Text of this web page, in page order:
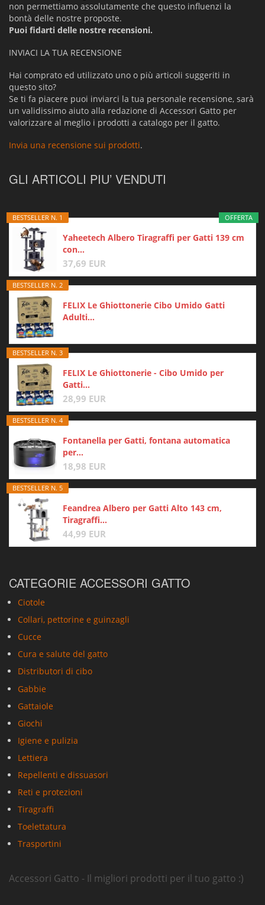
non permettiamo assolutamente che questo influenzi la
bontà delle nostre proposte.
Puoi fidarti delle nostre recensioni.
INVIACI LA TUA RECENSIONE
Hai comprato ed utilizzato uno o più articoli suggeriti in
questo sito?
Se ti fa piacere puoi inviarci la tua personale recensione, sarà
un validissimo aiuto alla redazione di Accessori Gatto per
valorizzare al meglio i prodotti a catalogo per il gatto.
Invia una recensione sui prodotti.
GLI ARTICOLI PIU’ VENDUTI
OFFERTA
BESTSELLER N. 1
Yaheetech Albero Tiragraffi per Gatti 139 cm
con...
37,69 EUR
BESTSELLER N. 2
FELIX Le Ghiottonerie Cibo Umido Gatti
Adulti...
BESTSELLER N. 3
FELIX Le Ghiottonerie - Cibo Umido per
Gatti...
28,99 EUR
BESTSELLER N. 4
Fontanella per Gatti, fontana automatica
per...
18,98 EUR
BESTSELLER N. 5
Feandrea Albero per Gatti Alto 143 cm,
Tiragraffi...
44,99 EUR
CATEGORIE ACCESSORI GATTO
Ciotole
Collari, pettorine e guinzagli
Cucce
Cura e salute del gatto
Distributori di cibo
Gabbie
Gattaiole
Giochi
Igiene e pulizia
Lettiera
Repellenti e dissuasori
Reti e protezioni
Tiragraffi
Toelettatura
Trasportini
Accessori Gatto - Il migliori prodotti per il tuo gatto :)